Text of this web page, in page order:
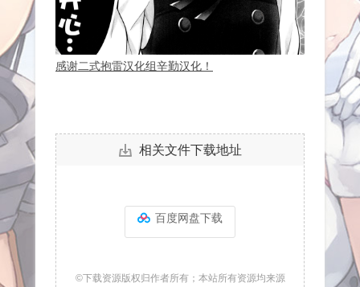
感谢二式抱雷汉化组辛勤汉化！
相关文件下载地址
百度网盘下载
©下载资源版权归作者所有；本站所有资源均来源